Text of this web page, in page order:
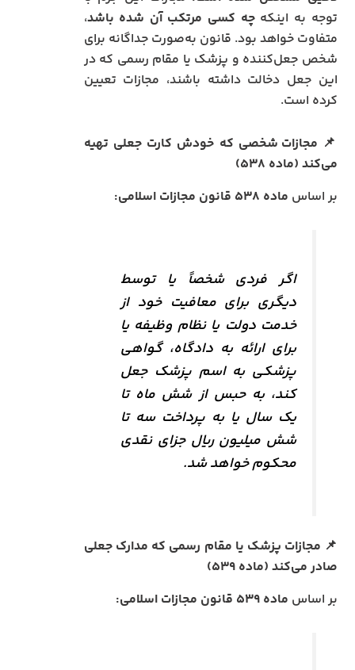
توجه به اینکهچه کسی مرتکب آن شده باشد،
متفاوت خواهد بود. قانون به‌صورت جداگانه برای
شخص جعل‌کننده و پزشک یا مقام رسمی که در
این جعل دخالت داشته باشند، مجازات تعیین
کرده است.
📌 مجازات شخصی که خودش کارت جعلی تهیه
می‌کند (ماده ۵۳۸)
بر اساس ماده ۵۳۸ قانون مجازات اسلامی:
اگر فردی شخصاً یا توسط
دیگری برای معافیت خود از
خدمت دولت یا نظام وظیفه یا
برای ارائه به دادگاه، گواهی
پزشکی به اسم پزشک جعل
کند، به حبس از شش ماه تا
یک سال یا به پرداخت سه تا
شش میلیون ریال جزای نقدی
محکوم خواهد شد.
📌 مجازات پزشک یا مقام رسمی که مدارک جعلی
صادر می‌کند (ماده ۵۳۹)
بر اساس ماده ۵۳۹ قانون مجازات اسلامی: